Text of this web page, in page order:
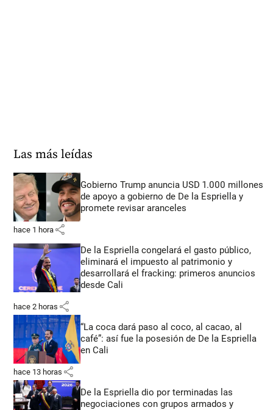
Las más leídas
Gobierno Trump anuncia USD 1.000 millones
de apoyo a gobierno de De la Espriella y
promete revisar aranceles
hace 1 hora share
De la Espriella congelará el gasto público,
eliminará el impuesto al patrimonio y
desarrollará el fracking: primeros anuncios
desde Cali
hace 2 horas share
“La coca dará paso al coco, al cacao, al
café”: así fue la posesión de De la Espriella
en Cali
hace 13 horas share
De la Espriella dio por terminadas las
negociaciones con grupos armados y